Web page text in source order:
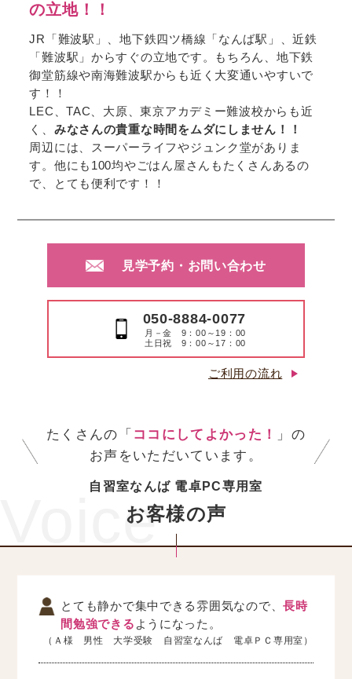
の立地！！
JR「難波駅」、地下鉄四ツ橋線「なんば駅」、近鉄
「難波駅」からすぐの立地です。もちろん、地下鉄
御堂筋線や南海難波駅からも近く大変通いやすいで
す！！
LEC、TAC、大原、東京アカデミー難波校からも近
く、 みなさんの貴重な時間をムダにしません！！
周辺には、スーパーライフやジュンク堂がありま
す。他にも100均やごはん屋さんもたくさんあるの
で、とても便利です！！
見学予約・お問い合わせ
050-8884-0077
月－金 9：00～19：00
土日祝 9：00～17：00
ご利用の流れ
たくさんの「 ココにしてよかった！
」の
お声をいただいています。
自習室なんば 電卓PC専用室
お客様の声
Voice
とても静かで集中できる雰囲気なので、長時
間勉強できる ようになった。
（Ａ様 男性 大学受験 自習室なんば 電卓ＰＣ専用室）